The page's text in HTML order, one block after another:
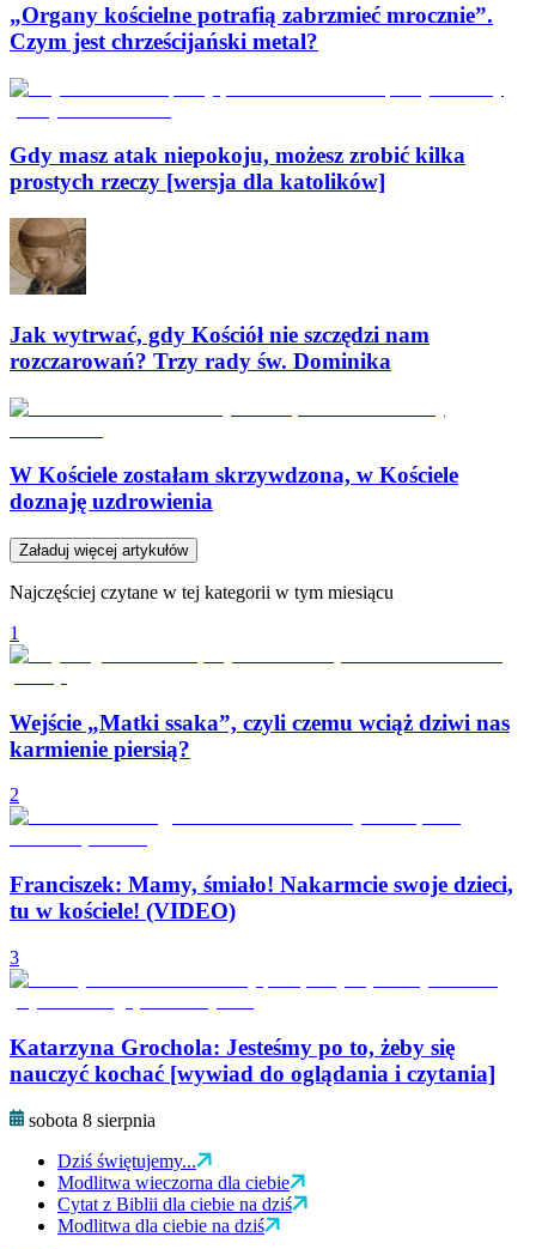
„Organy kościelne potrafią zabrzmieć mrocznie”.
Czym jest chrześcijański metal?
Gdy masz atak niepokoju, możesz zrobić kilka
prostych rzeczy [wersja dla katolików]
Jak wytrwać, gdy Kościół nie szczędzi nam
rozczarowań? Trzy rady św. Dominika
W Kościele zostałam skrzywdzona, w Kościele
doznaję uzdrowienia
Załaduj więcej artykułów
Najczęściej czytane w tej kategorii w tym miesiącu
1
Wejście „Matki ssaka”, czyli czemu wciąż dziwi nas
karmienie piersią?
2
Franciszek: Mamy, śmiało! Nakarmcie swoje dzieci,
tu w kościele! (VIDEO)
3
Katarzyna Grochola: Jesteśmy po to, żeby się
nauczyć kochać [wywiad do oglądania i czytania]
sobota 8 sierpnia
Dziś świętujemy...
Modlitwa wieczorna dla ciebie
Cytat z Biblii dla ciebie na dziś
Modlitwa dla ciebie na dziś